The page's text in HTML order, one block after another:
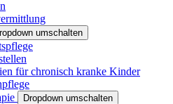
umschalten
für chronisch kranke Kinder
Dropdown umschalten